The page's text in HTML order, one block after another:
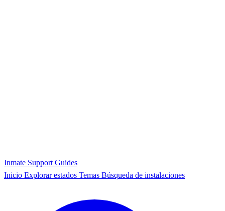
Inmate Support Guides
Inicio Explorar estados Temas Búsqueda de instalaciones